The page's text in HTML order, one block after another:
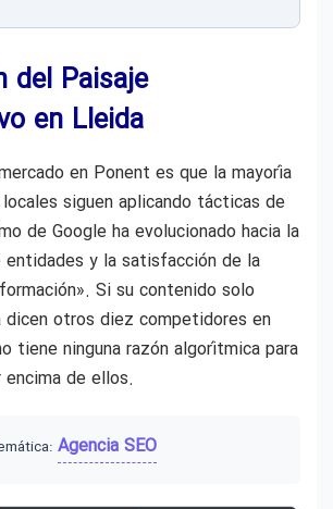
del Paisaje
en Lleida
en Ponent es que la mayoría
siguen aplicando tácticas de
de Google ha evolucionado hacia la
entidades y la satisfacción de la
Si su contenido solo
otros diez competidores en
tiene ninguna razón algorítmica para
de ellos.
Agencia SEO